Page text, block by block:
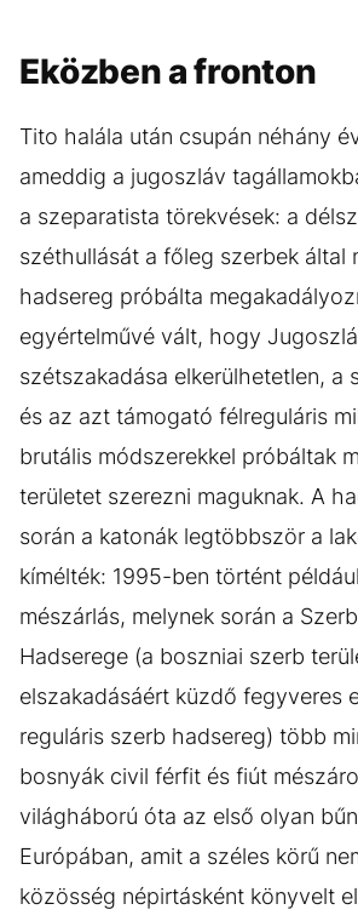
Eközben a fronton
Tito halála után csupán néhány
ameddig a jugoszláv
a szeparatista törekvések: a
széthullását a főleg szerbek által
hadsereg próbálta
egyértelművé vált, hogy
szétszakadása elkerülhetetlen, a
és az azt támogató félreguláris
brutális módszerekkel próbáltak
területet szerezni maguknak. A
során a katonák legtöbbször a
kímélték: 1995-ben történt
mészárlás, melynek során a
Hadserege (a boszniai szerb
elszakadásáért küzdő fegyveres
reguláris szerb hadsereg) több
bosnyák civil férfit és fiút
világháború óta az első olyan
Európában, amit a széles körű
közösség népirtásként könyvelt